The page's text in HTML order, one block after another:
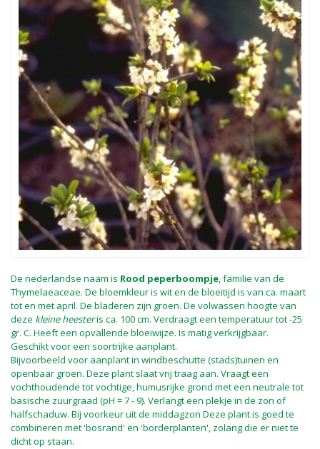
De nederlandse naam is Rood peperboompje, familie van de
Thymelaeaceae. De bloemkleur is wit en de bloeitijd is van ca. maart
tot en met april. De bladeren zijn groen. De volwassen hoogte van
deze kleine heesteris ca. 100 cm. Verdraagt een temperatuur tot -25
gr. C. Heeft een opvallende bloeiwijze. Is matig verkrijgbaar.
Geschikt voor een soortrijke aanplant.
Bijvoorbeeld voor aanplant in windbeschutte (stads)tuinen en
openbaar groen. Deze plant slaat vrij traag aan. Vraagt een
vochthoudende tot vochtige, humusrijke grond met een neutrale tot
basische zuurgraad (pH = 7 - 9). Verlangt een plekje in de zon of
halfschaduw. Bij voorkeur uit de middagzon Deze plant is goed te
combineren met 'bosrand' en 'borderplanten', zolang die er niet te
dicht op staan.